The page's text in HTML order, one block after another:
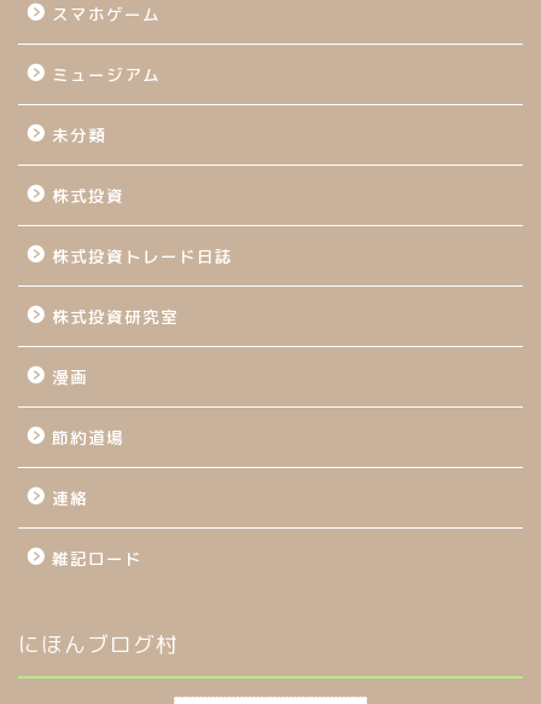
スマホゲーム
ミュージアム
未分類
株式投資
株式投資トレード日誌
株式投資研究室
漫画
節約道場
連絡
雑記ロード
にほんブログ村